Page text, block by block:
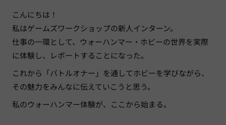
こんにちは！
私はゲームズワークショップの新人インターン。
仕事の一環として、ウォーハンマー・ホビーの世界を実際
に体験し、
レポートすることになった。
これから「バトルオナー」を通してホビーを学びながら、
その魅力をみんなに伝えていこうと思う。
私のウォーハンマー体験が、ここから始まる。